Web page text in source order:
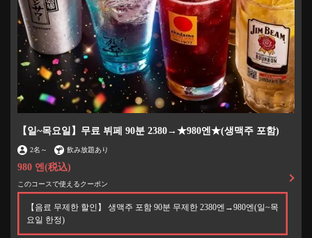
【일~목요일】무료 뷔페 90분 2380→★980엔★(생맥주 포함)
2名 ～ 飲み放題あり
980 엔(税込)
このコースで使えるクーポン
【음료 무제한 할인】 생맥주 포함 90분 무제한 2380엔→980엔(일~목
요일 한정)